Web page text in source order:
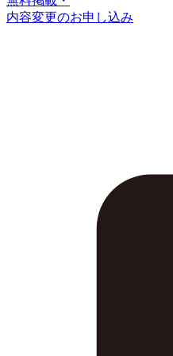
内容変更のお申し込み